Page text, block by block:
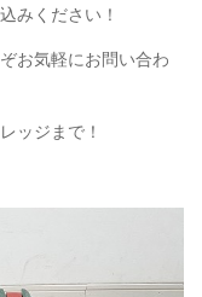
みください！
お気軽にお問い合わ
ッジまで！